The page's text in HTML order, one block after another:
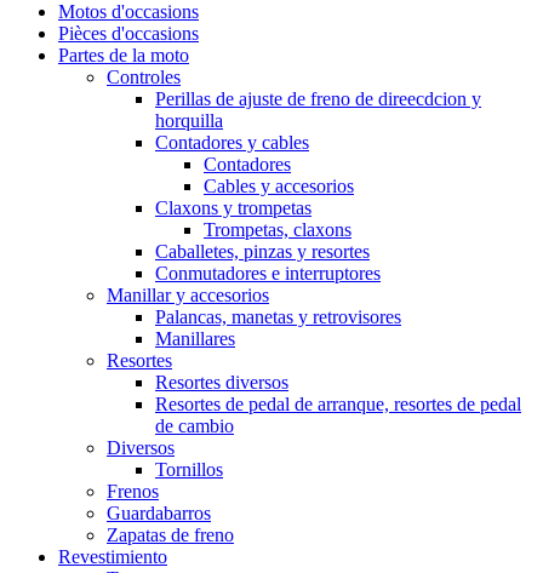
Motos d'occasions
Pièces d'occasions
Partes de la moto
Controles
Perillas de ajuste de freno de direecdcion y
horquilla
Contadores y cables
Contadores
Cables y accesorios
Claxons y trompetas
Trompetas, claxons
Caballetes, pinzas y resortes
Conmutadores e interruptores
Manillar y accesorios
Palancas, manetas y retrovisores
Manillares
Resortes
Resortes diversos
Resortes de pedal de arranque, resortes de pedal
de cambio
Diversos
Tornillos
Frenos
Guardabarros
Zapatas de freno
Revestimiento